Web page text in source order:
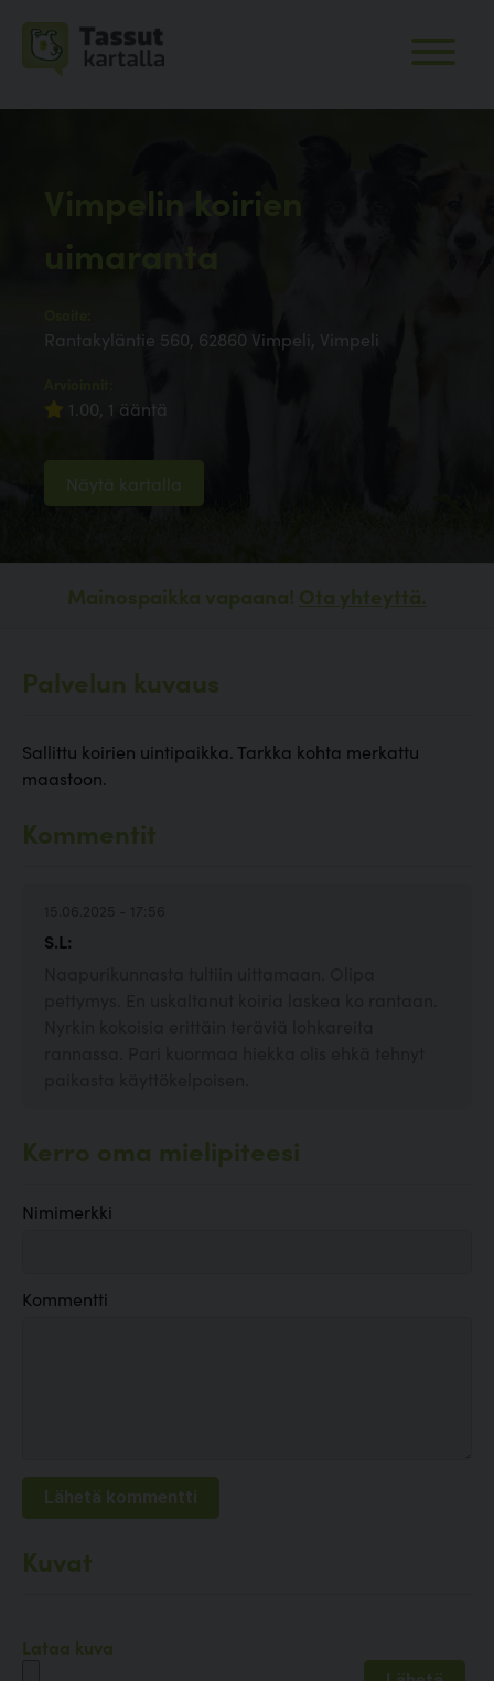
Vimpelin koirien
uimaranta
Rantakyläntie 560, 62860 Vimpeli, Vimpeli
1.00, 1 ääntä
Näytä kartalla
Mainospaikka vapaana! Ota yhteyttä.
Palvelun kuvaus
Sallittu koirien uintipaikka. Tarkka kohta merkattu
maastoon.
Kommentit
S.L:
Kerro oma mielipiteesi
Nimimerkki
Kommentti
Kuvat
Lataa kuva